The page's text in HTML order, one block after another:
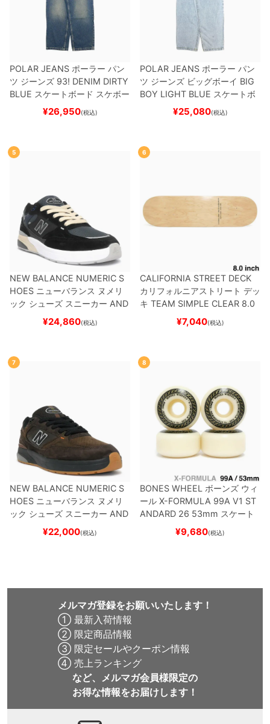
POLAR JEANS ポーラー パン
ツ ジーンズ 93! DENIM DIRTY
BLUE スケートボード スケボー
¥26,950(税込)
POLAR JEANS ポーラー パン
ツ ジーンズ ビッグボーイ BIG
BOY LIGHT BLUE スケートボ
ード スケボー
¥25,080(税込)
5
NEW BALANCE NUMERIC S
HOES ニューバランス ヌメリ
ック シューズ スニーカー AND
REW REYNOLDS 933
BLACK/NAVYスケートボ
¥24,860(税込)
6
CALIFORNIA STREET DECK
カリフォルニアストリート デッ
キ TEAM SIMPLE CLEAR 8.0
ブランク（DSM）
ード スケボー
¥7,040(税込)
7
NEW BALANCE NUMERIC S
HOES ニューバランス ヌメリ
ック シューズ スニーカー AND
REW REYNOLDS 933
BROWN/BLACKスケート
¥22,000(税込)
8
BONES WHEEL ボーンズ ウィ
ール X-FORMULA 99A V1 ST
ANDARD 26 53mm スケート
ボード スケボー
¥9,680(税込)
メルマガ登録をお願いいたします！
① 最新入荷情報
② 限定商品情報
③ 限定セールやクーポン情報
④ 売上ランキング
など、メルマガ会員様限定の
お得な情報をお届けします！